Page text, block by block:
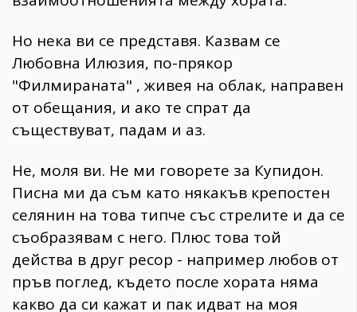
Но нека ви се представя. Казвам се
Любовна Илюзия, по-прякор
"Филмираната" , живея на облак, направен
от обещания, и ако те спрат да
съществуват, падам и аз.
Не, моля ви. Не ми говорете за Купидон.
Писна ми да съм като някакъв крепостен
селянин на това типче със стрелите и да се
съобразявам с него. Плюс това той
действа в друг ресор - например любов от
пръв поглед, където после хората няма
какво да си кажат и пак идват на моя